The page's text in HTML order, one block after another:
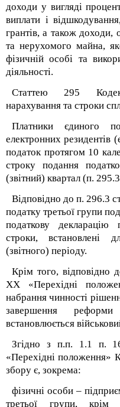
доходи у вигляді
виплати і
грантів, а також доходи,
та нерухомого майна,
фізичній особі та
діяльності.
Статтею 295
нарахування та строки
Платники єдиного
електронних резидентів
податок протягом 10
строку подання
(звітний) квартал (п.
Відповідно до п. 296.3
податку третьої групи
податкову
строки, встановлені
(звітного) періоду.
Крім того, відповідно
ХХ «Перехідні
набрання чинності
завершення
встановлюється
Згідно з п.п. 1.1 п.
«Перехідні положення»
збору є, зокрема:
фізичні особи –
третьої групи, крім